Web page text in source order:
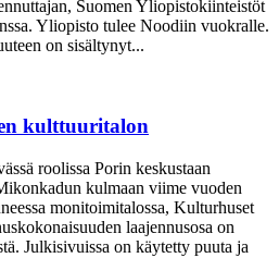
Suomen Yliopistokiinteistöt
Yliopisto tulee Noodiin vuokralle.
on sisältynyt...
kulttuuritalon
roolissa Porin keskustaan
kulmaan viime vuoden
moni­toimitalossa, Kulturhuset
laajennusosa on
Julkisivuissa on käytetty puuta ja